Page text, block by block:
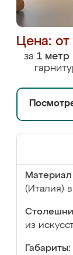
Цена:
за 1 метр
(Италия)
из
Габариты: